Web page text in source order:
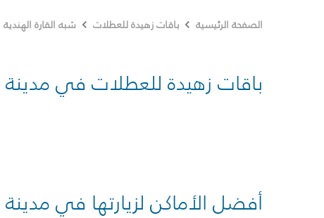
الصفحة الرئيسية باقات زهيدة للعطلات شبه القارة الهندية
باقات زهيدة للعطلات في مدينة
أفضل الأماكن لزيارتها في مدينة